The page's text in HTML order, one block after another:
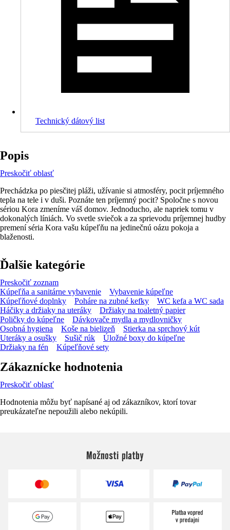
Technický dátový list
Popis
Preskočiť oblasť
Prechádzka po piesčitej pláži, užívanie si atmosféry, pocit príjemného
tepla na tele i v duši. Poznáte ten príjemný pocit? Spoločne s novou
sériou Kora zmeníme váš domov. Jednoducho, ale napriek tomu v
dokonalých líniách. Vo svetle sviečok a za sprievodu príjemnej hudby
premení séria Kora vašu kúpeľňu na jedinečnú oázu pokoja a
blaženosti.
Ďalšie kategórie
Preskočiť zoznam
Kúpeľňa a sanitárne vybavenie
Vybavenie kúpeľne
Kúpeľňové doplnky
Poháre na zubné kefky
WC kefa a WC sada
Háčiky a držiaky na uteráky
Držiaky na toaletný papier
Poličky do kúpeľne
Dávkovače mydla a mydlovničky
Osobná hygiena
Koše na bielizeň
Stierka na sprchový kút
Uteráky a osušky
Sušič rúk
Úložné boxy do kúpeľne
Držiaky na fén
Kúpeľňové sety
Zákaznícke hodnotenia
Preskočiť oblasť
Hodnotenia môžu byť napísané aj od zákazníkov, ktorí tovar
preukázateľne nepoužili alebo nekúpili.
Možnosti platby